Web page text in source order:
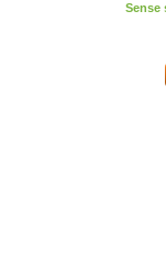
Sense